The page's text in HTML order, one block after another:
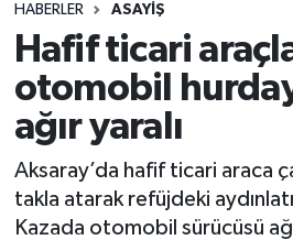
HABERLER ASAYIŞ
Hafif ticari
otomobil
ağır yaralı
Aksaray’da hafif ticari araca
takla atarak refüjdeki
Kazada otomobil sürücüsü
Ulusal Haberler
Vefat Edenler